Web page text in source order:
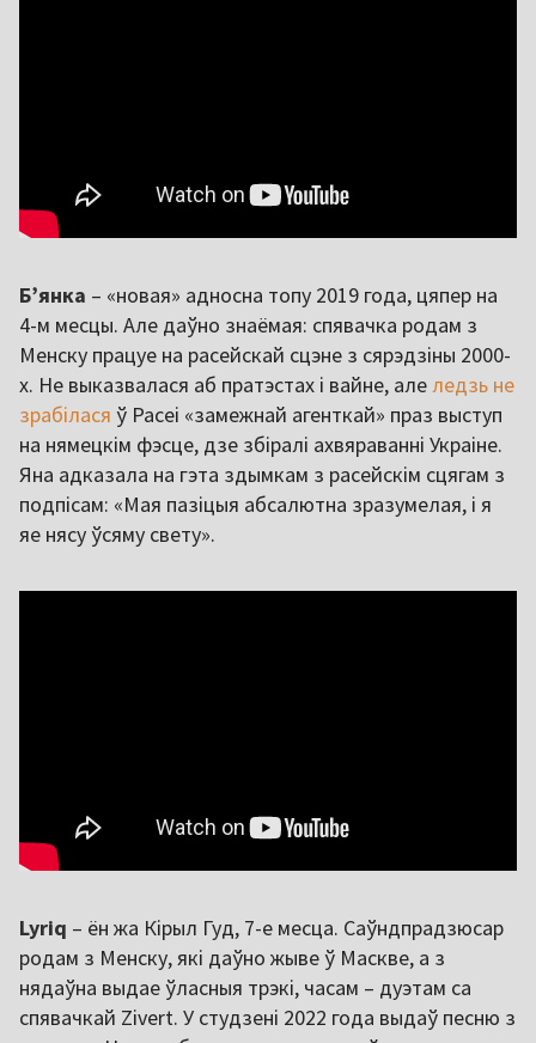
Б’янка – «новая» адносна топу 2019 года, цяпер на
4-м месцы. Але даўно знаёмая: спявачка родам з
Менску працуе на расейскай сцэне з сярэдзіны 2000-
х. Не выказвалася аб пратэстах і вайне, алеледзь не
зрабілася ў Расеі «замежнай агенткай» праз выступ
на нямецкім фэсце, дзе збіралі ахвяраванні Украіне.
Яна адказала на гэта здымкам з расейскім сцягам з
подпісам: «Мая пазіцыя абсалютна зразумелая, і я
яе нясу ўсяму свету».
Lyriq – ён жа Кірыл Гуд, 7-е месца. Саўндпрадзюсар
родам з Менску, які даўно жыве ў Маскве, а з
нядаўна выдае ўласныя трэкі, часам – дуэтам са
спявачкай Zivert. У студзені 2022 года выдаў песню з